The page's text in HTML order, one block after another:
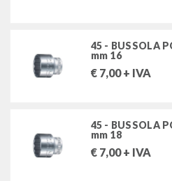
MARCHI
45 - BUSSOLA
mm 16
€ 7,00+ IVA
45 - BUSSOLA
mm 18
€ 7,00+ IVA